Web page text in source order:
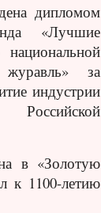
дипломом
«Лучшие
за
индустрии
в «Золотую
к 1100-летию